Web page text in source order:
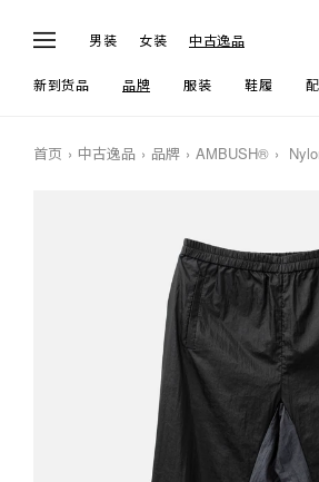
男装 女装 中古逸品
新到货品 品牌 服装 鞋履
首页 中古逸品 品牌 AMBUSH®